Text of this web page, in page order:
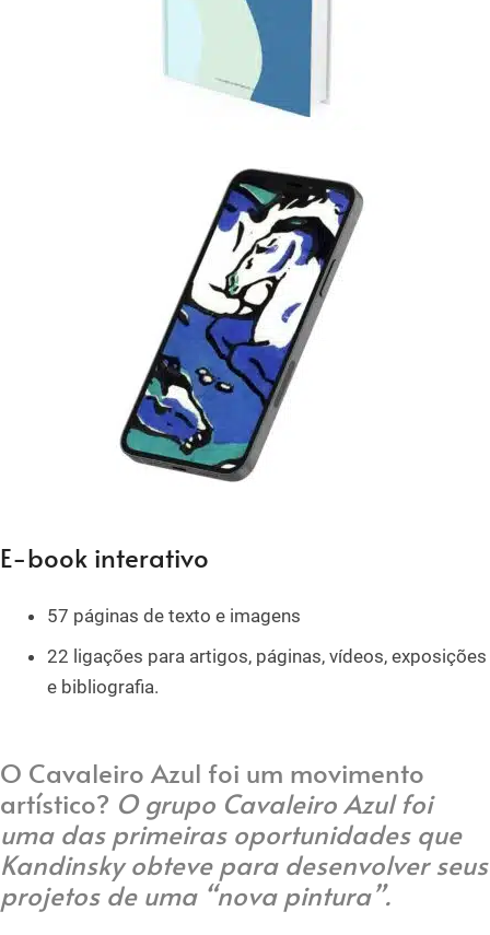
E-book interativo
57 páginas de texto e imagens
22 ligações para artigos, páginas, vídeos, exposições
e bibliografia.
O Cavaleiro Azul foi um movimento
artístico? O grupo Cavaleiro Azul foi
uma das primeiras oportunidades que
Kandinsky obteve para desenvolver seus
projetos de uma “nova pintura”.